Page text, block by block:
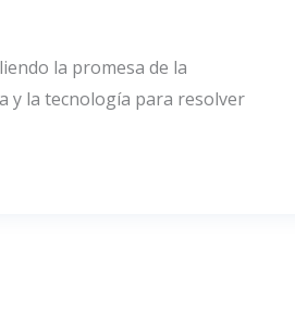
la promesa de la
y la tecnología para resolver